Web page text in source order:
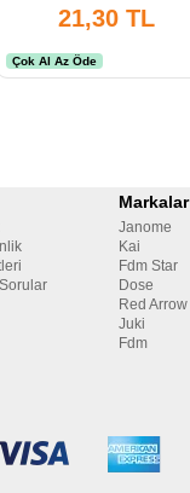
Temizleme Makası
12 cm Yaylı Plastik
Saplı Çıt Makas
21,30 TL
Çok Al Az Öde
Markalar
Janome
Kai
Fdm Star
Dose
Red Arrow
Juki
Fdm